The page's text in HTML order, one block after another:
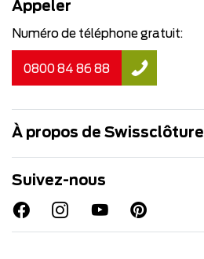
Appeler
Numéro de téléphone gratuit:
0800 84 86 88
À propos de Swissclôture
Suivez-nous